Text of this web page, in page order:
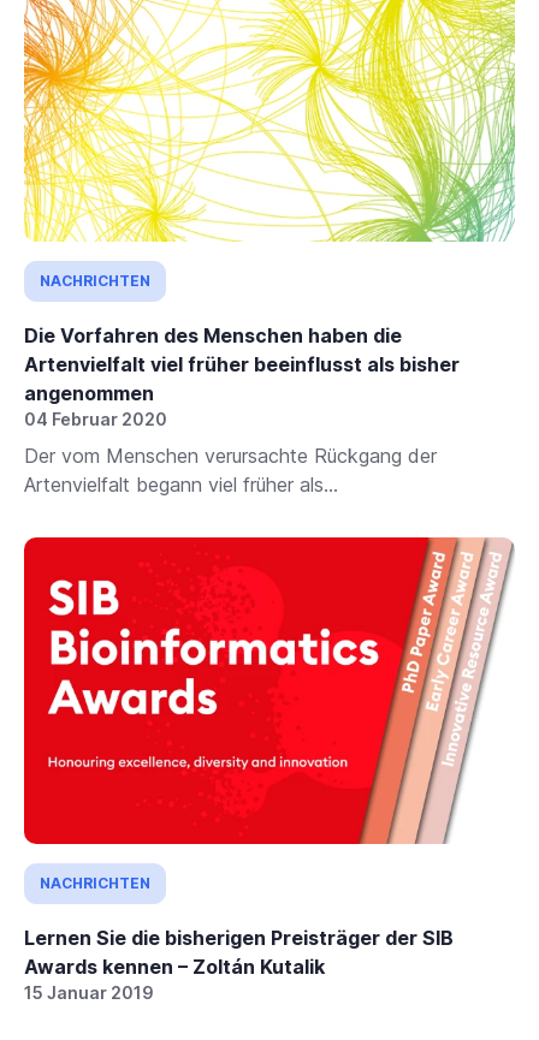
NACHRICHTEN
Die Vorfahren des Menschen haben die
Artenvielfalt viel früher beeinflusst als bisher
angenommen
04 Februar 2020
Der vom Menschen verursachte Rückgang der
Artenvielfalt begann viel früher als...
NACHRICHTEN
Lernen Sie die bisherigen Preisträger der SIB
Awards kennen – Zoltán Kutalik
15 Januar 2019